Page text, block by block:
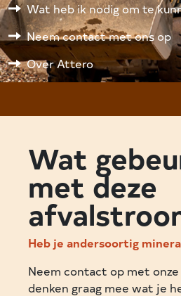
Wat heb ik nodig om te
Neem contact met ons op
Over Attero
Wat
met deze
Heb je andersoortig
Neem contact op met
denken graag mee wat je